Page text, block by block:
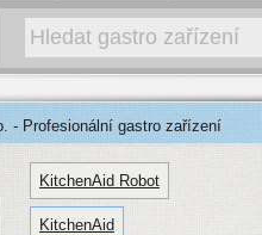
- Profesionální gastro zařízení
KitchenAid Robot
KitchenAid